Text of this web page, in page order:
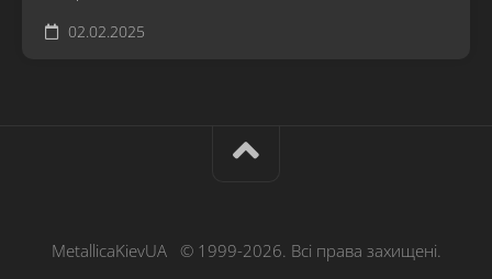
02.02.2025
MetallicaKievUA © 1999-2026. Всі права захищені.